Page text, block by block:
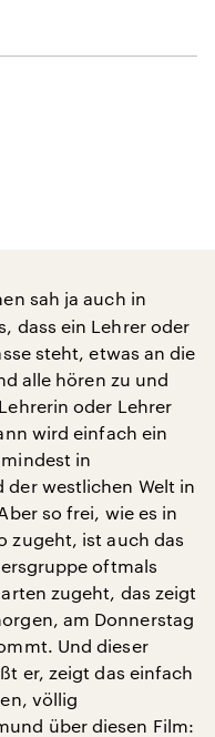
sah ja auch in
dass ein Lehrer oder
steht, etwas an die
alle hören zu und
oder Lehrer
wird einfach ein
in
der westlichen Welt in
so frei, wie es in
zugeht, ist auch das
oftmals
zugeht, das zeigt
am Donnerstag
Und dieser
er, zeigt das einfach
völlig
über diesen Film: